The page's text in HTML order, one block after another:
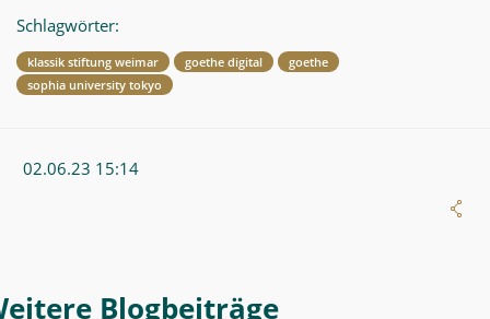
Schlagwörter:
klassik stiftung weimar goethe digital
goethe
sophia university tokyo
02.06.23 15:14
Weitere Blogeintrag